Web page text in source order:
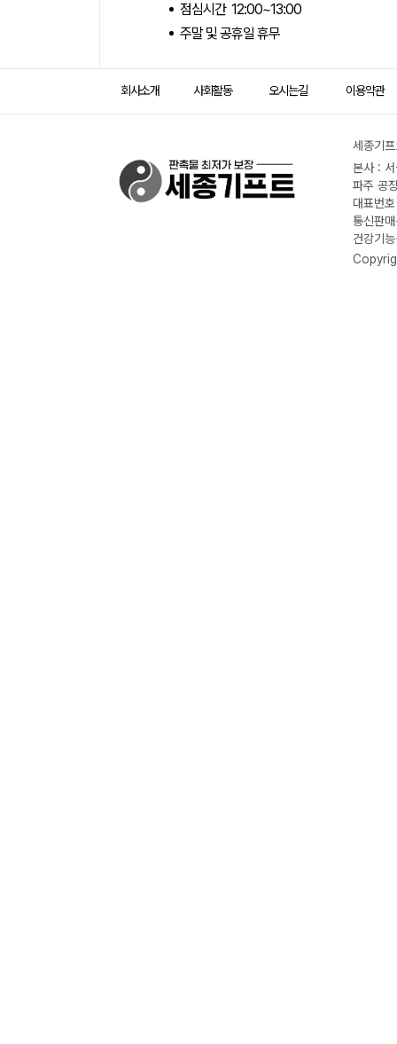
점심시간 12:00~13:00
주말 및 공휴일 휴무
회사소개 사회활동 오시는길 이용약관
세종기
본사 :
파주 공
대표번
통신판
건강기